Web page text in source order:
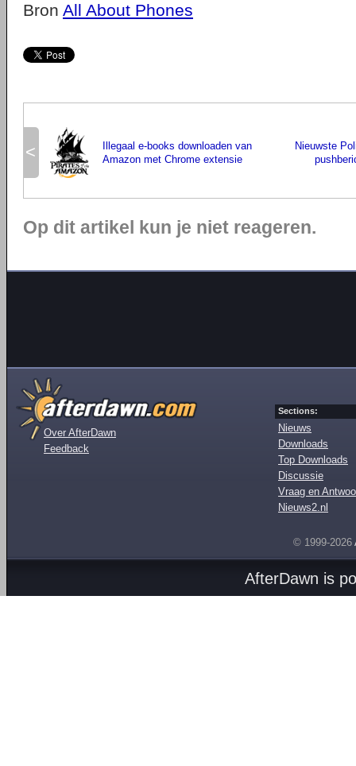
Bron All About Phones
<
Illegaal e-books downloaden van
Amazon met Chrome extensie
Nieuwste
Op dit artikel kun je niet reageren.
Over AfterDawn
Feedback
Sections:
Nieuws
Downloads
Top Downloads
Discussie
Vraag en
Nieuws2.nl
© 1999-2026
AfterDawn is